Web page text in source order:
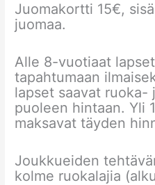
Juomakortti 15€,
juomaa.
Alle 8-vuotiaat
tapahtumaan
lapset saavat ruoka-
puoleen hintaan. Yli
maksavat täyden
Joukkueiden
kolme ruokalajia